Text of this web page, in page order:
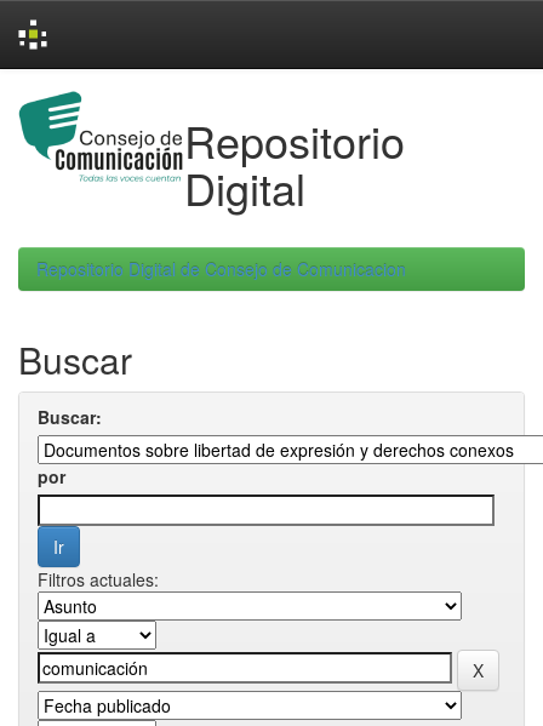
navigation
Repositorio
Digital
Repositorio Digital de Consejo de Comunicacion
Buscar
Buscar:
por
Filtros actuales: